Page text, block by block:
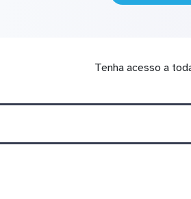
Tenha acesso a